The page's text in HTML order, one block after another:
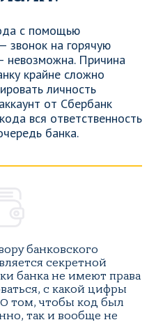
с помощью
звонок на горячую
невозможна. Причина
крайне сложно
личность
от Сбербанк
вся ответственность
банка.
банковского
секретной
банка не имеют права
с какой цифры
том, чтобы код был
так и вообще не